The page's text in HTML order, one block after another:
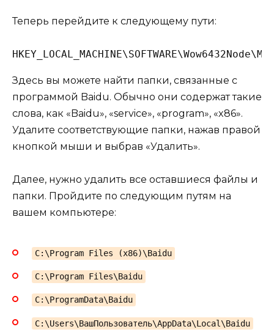
Теперь перейдите к следующему пути:
Здесь вы можете найти папки, связанные с
программой Baidu. Обычно они содержат такие
слова, как «Baidu», «service», «program», «x86».
Удалите соответствующие папки, нажав правой
кнопкой мыши и выбрав «Удалить».
Далее, нужно удалить все оставшиеся файлы и
папки. Пройдите по следующим путям на
вашем компьютере:
C:\Program Files (x86)\Baidu
C:\Program Files\Baidu
C:\ProgramData\Baidu
C:\Users\ВашПользователь\AppData\Local\Baidu